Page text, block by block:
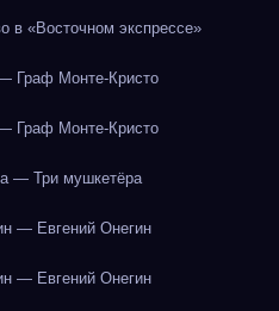
в «Восточном экспрессе»
Граф Монте-Кристо
Граф Монте-Кристо
— Три мушкетёра
— Евгений Онегин
— Евгений Онегин